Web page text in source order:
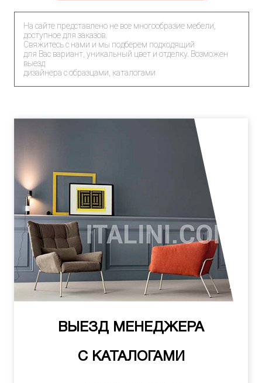
На сайте представлено не все многообразие мебели,
доступное для заказов.
Свяжитесь с нами и мы подберем подходящий
для Вас вариант, уникальный цвет и отделку. Возможен
выезд
дизайнера с образцами, каталогами
ВЫЕЗД МЕНЕДЖЕРА
С КАТАЛОГАМИ